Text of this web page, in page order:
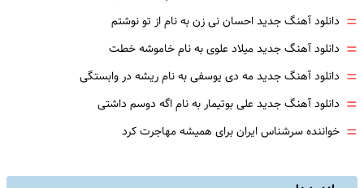
= دانلود آهنگ جدید احسان نی زن به نام از تو نوشتم
= دانلود آهنگ جدید میلاد علوی به نام خاموشه خطت
= دانلود آهنگ جدید مه دی یوسفی به نام ریشه در وابستگی
= دانلود آهنگ جدید علی بوتیمار به نام اگه دوسم داشتی
= خواننده سرشناس ایران برای همیشه مهاجرت کرد